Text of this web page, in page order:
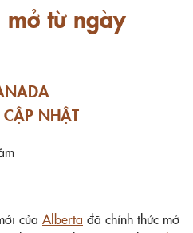
từ ngày
CẬP NHẬT
của Alberta đã chính thức mở